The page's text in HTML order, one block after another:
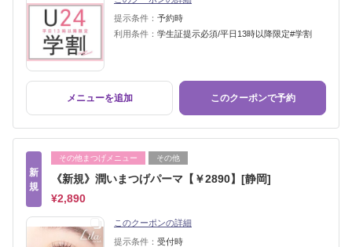
提示条件： 予約時
利用条件： 学生証提示必須/平日13時以降限定#学割
メニューを追加 このクーポンで予約
新
規
その他まつげメニュー その他
《新規》潤いまつげパーマ【￥2890】[静岡]
¥2,890
このクーポンの詳細
提示条件： 受付時